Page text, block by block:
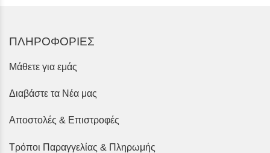
ΠΛΗΡΟΦΟΡΙΕΣ
Μάθετε για εμάς
Διαβάστε τα Νέα μας
Αποστολές & Επιστροφές
Τρόποι Παραγγελίας & Πληρωμής